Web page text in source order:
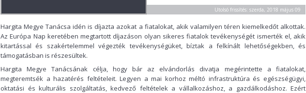
Utolsó frissítés: szerda, 2018 május 09
Hargita Megye Tanácsa idén is díjazta azokat a fiatalokat, akik valamilyen téren kiemelkedőt alkottak.
Az Európa Nap keretében megtartott díjazáson olyan sikeres fiatalok tevékenységét ismerték el, akik
kitartással és szakértelemmel végezték tevékenységüket, bíztak a felkínált lehetőségekben, és
támogatásban is részesültek.
Hargita Megye Tanácsának célja, hogy bár az elvándorlás divatja megérintette a fiatalokat,
megteremtsék a hazatérés feltételeit. Legyen a mai korhoz méltó infrastruktúra és egészségügyi,
oktatási és kulturális szolgáltatás, kedvező feltételek a vállalkozáshoz, a gazdálkodáshoz. Ezért